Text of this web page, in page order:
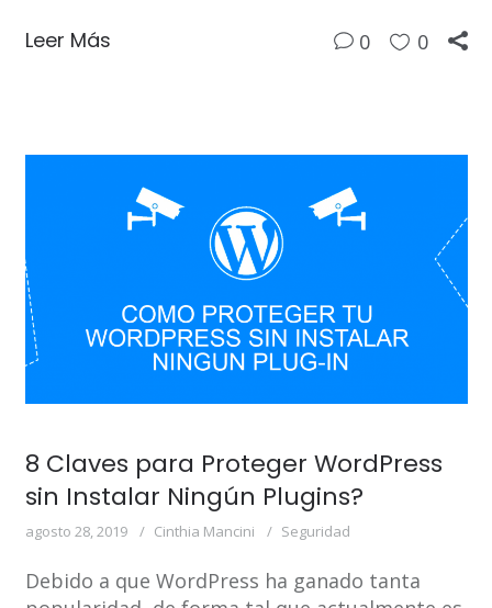
Leer Más 0 0
8 Claves para Proteger WordPress
sin Instalar Ningún Plugins?
agosto 28, 2019 Cinthia Mancini Seguridad
Debido a que WordPress ha ganado tanta